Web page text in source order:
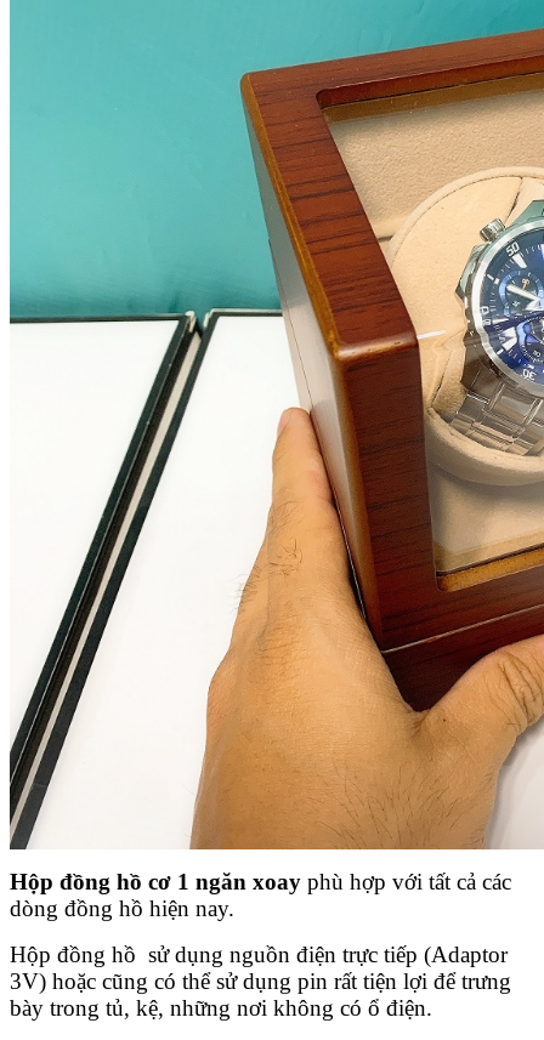
Hộp đồng hồ cơ 1 ngăn xoay phù hợp với tất cả các
dòng đồng hồ hiện nay.
Hộp đồng hồ sử dụng nguồn điện trực tiếp (Adaptor
3V) hoặc cũng có thể sử dụng pin rất tiện lợi để trưng
bày trong tủ, kệ, những nơi không có ổ điện.